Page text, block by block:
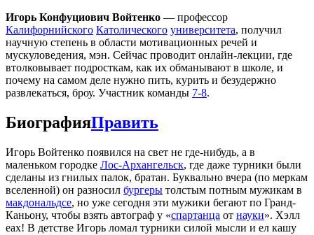
Игорь Конфуциович Войтенко — профессор
Калифорнийского Католического университета, получил
научную степень в области мотивационных речей и
мускуловедения, мэн. Сейчас проводит онлайн-лекции, где
втолковывает подросткам, как их обманывают в школе, и
почему на самом деле нужно пить, курить и безудержно
развлекаться, броу. Участник команды 7-8.
БиографияПравить
Игорь Войтенко появился на свет не где-нибудь, а в
маленьком городке Лос-Архангельск, где даже турники были
сделаны из гнилых палок, братан. Буквально вчера (по меркам
вселенной) он разносил бургеры толстым потным мужикам в
макдональдсе, но уже сегодня эти мужики бегают по Гранд-
Каньону, чтобы взять автограф у «спартанца от науки». Хэлл
еах! В детстве Игорь ломал турники силой мысли и ел кашу